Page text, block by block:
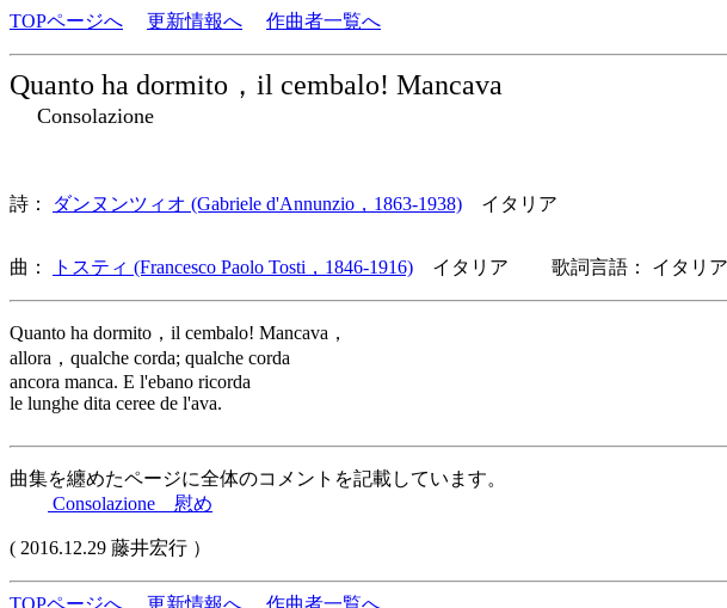
TOPページへ 更新情報へ 作曲者一覧へ
Quanto ha dormito，il cembalo! Mancava
Consolazione
詩： ダンヌンツィオ (Gabriele d'Annunzio，1863-1938) イタリア
曲： トスティ (Francesco Paolo Tosti，1846-1916) イタリア 歌詞言語： イタリ
Quanto ha dormito，il cembalo! Mancava，
allora，qualche corda; qualche corda
ancora manca. E l'ebano ricorda
le lunghe dita ceree de l'ava.
曲集を纏めたページに全体のコメントを記載しています。
Consolazione 慰め
( 2016.12.29 藤井宏行 ）
TOPページへ 更新情報へ 作曲者一覧へ